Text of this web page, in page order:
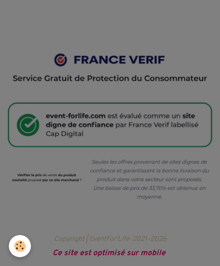
Copyright | EventFor'Life 2021-2026
Ce site est optimisé sur mobile